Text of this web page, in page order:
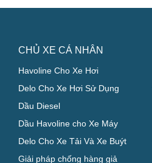
CHỦ XE CÁ NHÂN
Havoline Cho Xe Hơi
Delo Cho Xe Hơi Sử Dụng
Dầu Diesel
Dầu Havoline cho Xe Máy
Delo Cho Xe Tải Và Xe Buýt
Giải pháp chống hàng giả